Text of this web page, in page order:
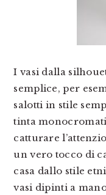
I vasi dalla
semplice, per
salotti in stile
tinta
catturare
un vero tocco di
casa dallo stile
vasi dipinti a